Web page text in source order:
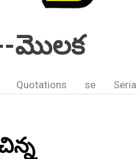
మొలక
Quotations se Seria